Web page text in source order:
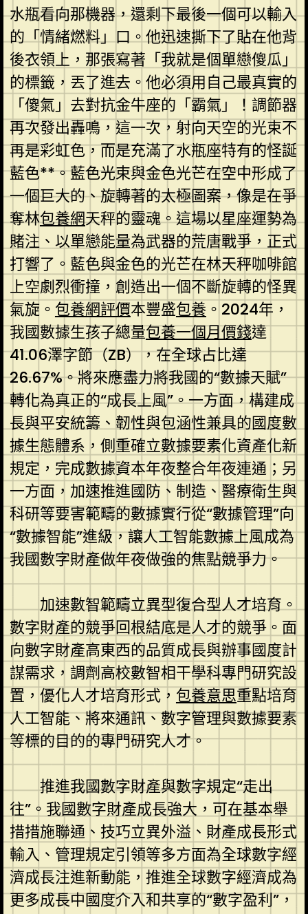
水瓶看向那機器，還剩下最後一個可以輸入
的「情緒燃料」口。他迅速撕下了貼在他背
後衣領上，那張寫著「我就是個單戀傻瓜」
的標籤，丟了進去。他必須用自己最真實的
「傻氣」去對抗金牛座的「霸氣」！調節器
再次發出轟鳴，這一次，射向天空的光束不
再是彩虹色，而是充滿了水瓶座特有的怪誕
藍色**。藍色光束與金色光芒在空中形成了
一個巨大的、旋轉著的太極圖案，像是在爭
奪林包養網天秤的靈魂。這場以星座運勢為
賭注、以單戀能量為武器的荒唐戰爭，正式
打響了。藍色與金色的光芒在林天秤咖啡館
上空劇烈衝撞，創造出一個不斷旋轉的怪異
氣旋。 包養網評價本豐盛包養 。2024年，
我國數據生孩子總量包養一個月價錢達
41.06澤字節（ZB），在全球占比達
26.67%。將來應盡力將我國的“數據天賦”
轉化為真正的“成長上風”。一方面，構建成
長與平安統籌、韌性與包涵性兼具的國度數
據生態體系，側重確立數據要素化資產化新
規定，完成數據資本年夜整合年夜連通；另
一方面，加速推進國防、制造、醫療衛生與
科研等要害範疇的數據實行從“數據管理”向
“數據智能”進級，讓人工智能數據上風成為
我國數字財產做年夜做強的焦點競爭力。
加速數智範疇立異型復合型人才培育。
數字財產的競爭回根結底是人才的競爭。面
向數字財產高東西的品質成長與辦事國度計
謀需求，調劑高校數智相干學科專門研究設
置，優化人才培育形式， 包養意思重點培育
人工智能、將來通訊、數字管理與數據要素
等標的目的的專門研究人才。
推進我國數字財產與數字規定“走出
往”。我國數字財產成長強大，可在基本舉
措措施聯通、技巧立異外溢、財產成長形式
輸入、管理規定引領等多方面為全球數字經
濟成長注進新動能，推進全球數字經濟成為
更多成長中國度介入和共享的“數字盈利”，